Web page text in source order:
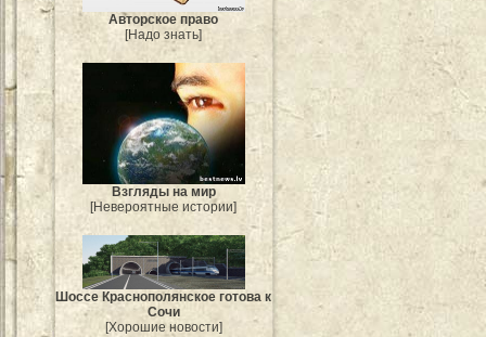
Авторское право
[Надо знать]
Взгляды на мир
[Невероятные истории]
Шоссе Краснополянское готова к
Сочи
[Хорошие новости]